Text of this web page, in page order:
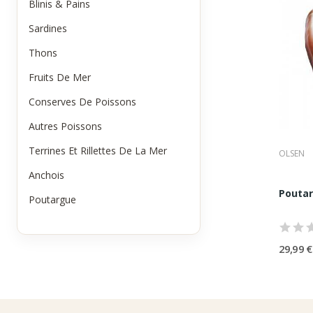
Blinis & Pains
Sardines
Thons
Fruits De Mer
Conserves De Poissons
Autres Poissons
Terrines Et Rillettes De La Mer
Anchois
Poutargue
Une
OLSEN
29,99 €